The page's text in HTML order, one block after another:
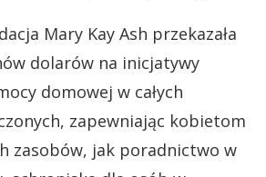
Mary Kay Ash przekazała
dolarów na inicjatywy
domowej w całych
zapewniając kobietom
zasobów, jak poradnictwo w